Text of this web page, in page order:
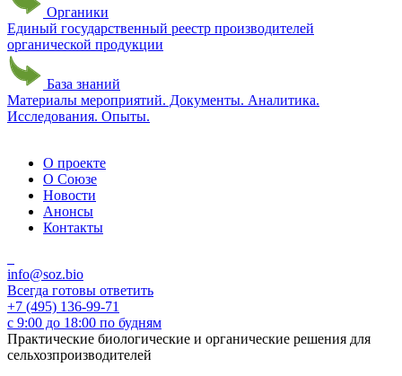
Органики
Единый государственный реестр производителей
органической продукции
База знаний
Материалы мероприятий. Документы. Аналитика.
Исследования. Опыты.
О проекте
О Союзе
Новости
Анонсы
Контакты
info@soz.bio
Всегда готовы ответить
+7 (495) 136-99-71
с 9:00 до 18:00 по будням
Практические биологические и органические решения для
сельхозпроизводителей